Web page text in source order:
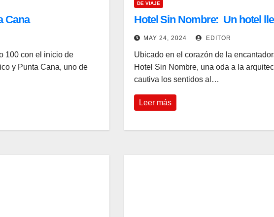
Cana
100 con el inicio de
y Punta Cana, uno de
DE VIAJE
Hotel Sin Nombre: Un hotel
MAY 24, 2024 EDITOR
Ubicado en el corazón de la
Hotel Sin Nombre, una oda a la
cautiva los sentidos al…
Leer más